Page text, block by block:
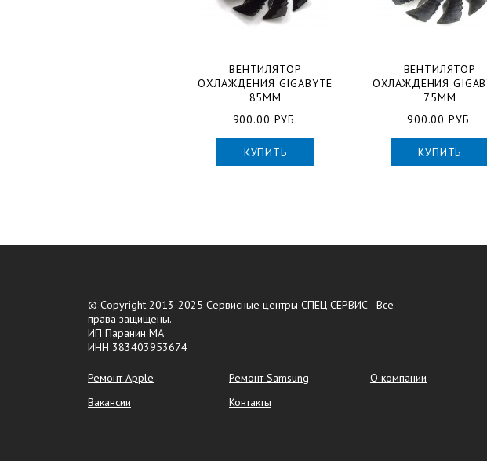
ВЕНТИЛЯТОР
ОХЛАЖДЕНИЯ GIGABYTE
85ММ
900.00 РУБ.
КУПИТЬ
ВЕНТИЛЯТОР
ОХЛАЖДЕНИЯ
75ММ
900.00 РУБ.
КУПИТЬ
© Copyright 2013-2025 Сервисные центры СПЕЦ СЕРВИС - Все
права защищены.
ИП Паранин МА
ИНН 383403953674
Ремонт Apple Ремонт Samsung
О компании
Вакансии
Контакты